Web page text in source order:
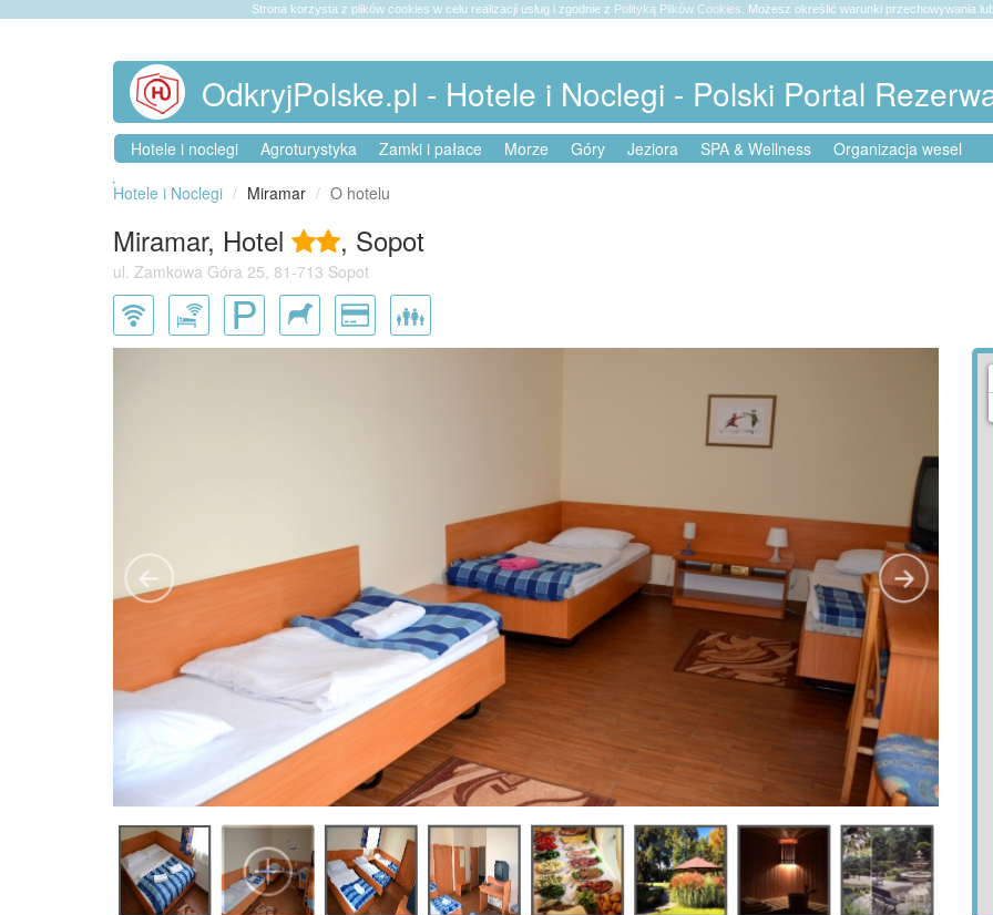
Strona korzysta z plików cookies w celu realizacji usług i zgodnie z Polityką Plików Cookies . Możesz określić warunki przechowywania
OdkryjPolske.pl - Hotele i Noclegi - Polski Portal
Hotele i noclegi Agroturystyka Zamki i pałace Morze Góry Jeziora SPA & Wellness Organizacja wesel
Hotele i Noclegi
Miramar O hotelu
Miramar, Hotel , Sopot
ul. Zamkowa Góra 25, 81-713 Sopot